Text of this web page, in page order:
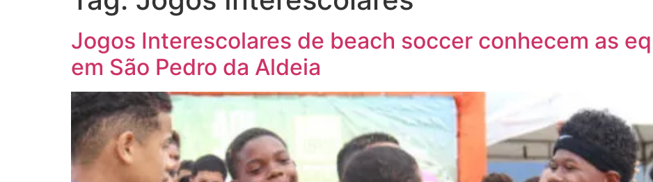
Jogos Interescolares de beach soccer conhecem as
em São Pedro da Aldeia